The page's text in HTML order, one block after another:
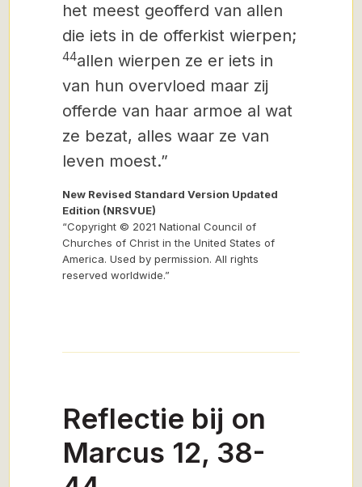
het meest geofferd van allen
die iets in de offerkist wierpen;
44allen wierpen ze er iets in
van hun overvloed maar zij
offerde van haar armoe al wat
ze bezat, alles waar ze van
leven moest.”
New Revised Standard Version Updated
Edition (NRSVUE)
“Copyright © 2021 National Council of
Churches of Christ in the United States of
America. Used by permission. All rights
reserved worldwide.”
Reflectie bij on
Marcus 12, 38-